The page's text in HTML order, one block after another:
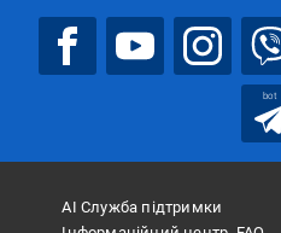
bot
АІ Служба підтримки